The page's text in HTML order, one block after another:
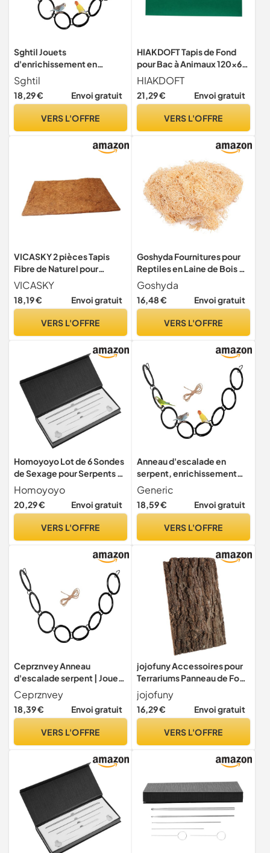
Sghtil Jouets
d'enrichissement en
serpent, enrichissement
flexible pour reptiles et
amphibiens | Fournitures
pour salon, chambre à
Sghtil
18,29 € Envoi gratuit
VERS L'OFFRE
HIAKDOFT Tapis de Fond
pour Bac à Animaux 120x60
Cm Vert Absorbant en
Polyester pour Reptiles
Tortues Lézards Terrarium
Protection du Terrarium
HIAKDOFT
21,29 € Envoi gratuit
VERS L'OFFRE
VICASKY 2 pièces Tapis
Fibre de Naturel pour
Reptiles Coussin Respirant
et Résistant à Usure Tapis
de Lit pour Terrarium et
Reptile
VICASKY
18,19 € Envoi gratuit
VERS L'OFFRE
Goshyda Fournitures pour
Reptiles en Laine de Bois de
Peuplier, Non Toxique, sans
Poussière pour Serpents,
Lézards, Type D'article :
Compagnie, Blanc
Goshyda
16,48 € Envoi gratuit
VERS L'OFFRE
Homoyoyo Lot de 6 Sondes
de Sexage pour Serpents en
Acier Inoxydable Portable
Différentes Tailles
Fournitures pour Reptiles
de Serpent
Homoyoyo
20,29 € Envoi gratuit
VERS L'OFFRE
Anneau d'escalade en
serpent, enrichissement
flexible pour reptiles et
amphibiens – Fournitures
pour reptiles et amphibiens
murales, chambre à
Generic
18,59 € Envoi gratuit
VERS L'OFFRE
Ceprznvey Anneau
d'escalade serpent | Jouets
d'escalade pour reptiles et
amphibiens – Fournitures
pour reptiles et amphibiens
murales, chambre à
Ceprznvey
18,39 € Envoi gratuit
VERS L'OFFRE
jojofuny Accessoires pour
Terrariums Panneau de Fond
en Liège 50x30 Cm Décor
Naturel pour Reptiles et
Tortues Habitat d'escalade
jojofuny
16,29 € Envoi gratuit
VERS L'OFFRE